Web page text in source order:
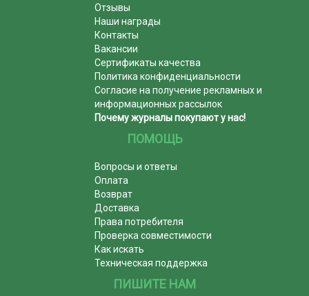
Отзывы
Наши награды
Контакты
Вакансии
Сертификаты качества
Политика конфиденциальности
Согласие на получение рекламных и
информационных рассылок
Почему журналы покупают у нас!
ПОМОЩЬ
Вопросы и ответы
Оплата
Возврат
Доставка
Права потребителя
Проверка совместимости
Как искать
Техническая поддержка
ПИШИТЕ НАМ